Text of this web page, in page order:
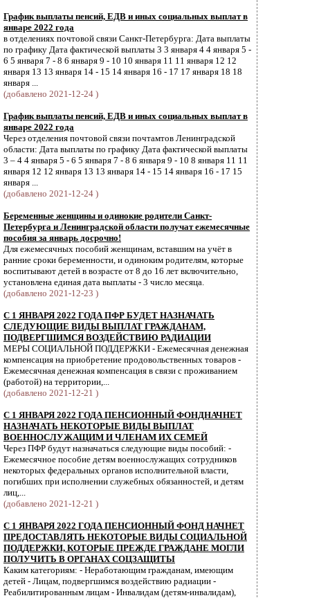
График выплаты пенсий, ЕДВ и иных социальных выплат в
январе 2022 года
в отделениях почтовой связи Санкт-Петербурга: Дата выплаты
по графику Дата фактической выплаты 3 3 января 4 4 января 5 -
6 5 января 7 - 8 6 января 9 - 10 10 января 11 11 января 12 12
января 13 13 января 14 - 15 14 января 16 - 17 17 января 18 18
января ...
(добавлено 2021-12-24 )
График выплаты пенсий, ЕДВ и иных социальных выплат в
январе 2022 года
Через отделения почтовой связи почтамтов Ленинградской
области: Дата выплаты по графику Дата фактической выплаты
3 – 4 4 января 5 - 6 5 января 7 - 8 6 января 9 - 10 8 января 11 11
января 12 12 января 13 13 января 14 - 15 14 января 16 - 17 15
января ...
(добавлено 2021-12-24 )
Беременные женщины и одинокие родители Санкт-
Петербурга и Ленинградской области получат ежемесячные
пособия за январь досрочно!
Для ежемесячных пособий женщинам, вставшим на учёт в
ранние сроки беременности, и одиноким родителям, которые
воспитывают детей в возрасте от 8 до 16 лет включительно,
установлена единая дата выплаты - 3 число месяца.
(добавлено 2021-12-23 )
С 1 ЯНВАРЯ 2022 ГОДА ПФР БУДЕТ НАЗНАЧАТЬ
СЛЕДУЮЩИЕ ВИДЫ ВЫПЛАТ ГРАЖДАНАМ,
ПОДВЕРГШИМСЯ ВОЗДЕЙСТВИЮ РАДИАЦИИ
МЕРЫ СОЦИАЛЬНОЙ ПОДДЕРЖКИ - Ежемесячная денежная
компенсация на приобретение продовольственных товаров -
Ежемесячная денежная компенсация в связи с проживанием
(работой) на территории,...
(добавлено 2021-12-21 )
С 1 ЯНВАРЯ 2022 ГОДА ПЕНСИОННЫЙ ФОНДНАЧНЕТ
НАЗНАЧАТЬ НЕКОТОРЫЕ ВИДЫ ВЫПЛАТ
ВОЕННОСЛУЖАЩИМ И ЧЛЕНАМ ИХ СЕМЕЙ
Через ПФР будут назначаться следующие виды пособий: -
Ежемесячное пособие детям военнослужащих сотрудников
некоторых федеральных органов исполнительной власти,
погибших при исполнении служебных обязанностей, и детям
лиц,...
(добавлено 2021-12-21 )
С 1 ЯНВАРЯ 2022 ГОДА ПЕНСИОННЫЙ ФОНД НАЧНЕТ
ПРЕДОСТАВЛЯТЬ НЕКОТОРЫЕ ВИДЫ СОЦИАЛЬНОЙ
ПОДДЕРЖКИ, КОТОРЫЕ ПРЕЖДЕ ГРАЖДАНЕ МОГЛИ
ПОЛУЧИТЬ В ОРГАНАХ СОЦЗАЩИТЫ
Каким категориям: - Неработающим гражданам, имеющим
детей - Лицам, подвергшимся воздействию радиации -
Реабилитированным лицам - Инвалидам (детям-инвалидам),